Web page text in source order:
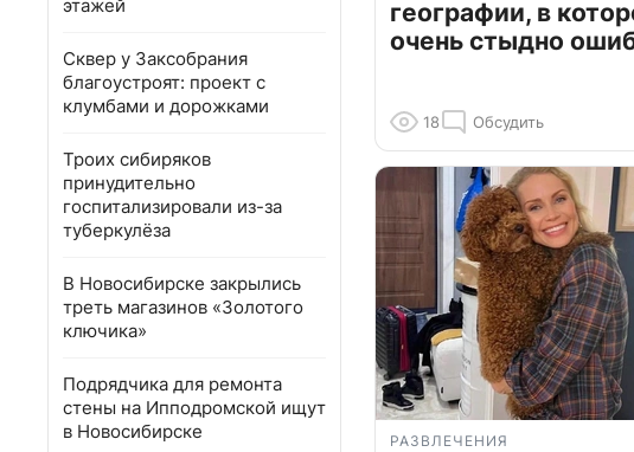
этажей
Сквер у Заксобрания
благоустроят: проект с
клумбами и дорожками
Троих сибиряков
принудительно
госпитализировали из-за
туберкулёза
В Новосибирске закрылись
треть магазинов «Золотого
ключика»
Подрядчика для ремонта
стены на Ипподромской ищут
в Новосибирске
географии, в
очень стыдно
18 Обсудить
РАЗВЛЕЧЕНИЯ